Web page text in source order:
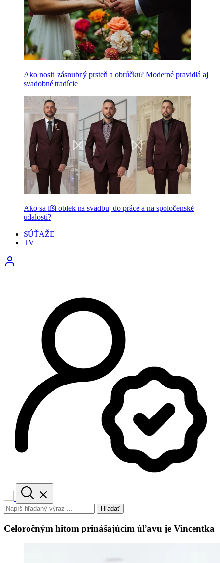
Ako nosiť zásnubný prsteň a obrúčku? Moderné pravidlá aj
svadobné tradície
Ako sa líši oblek na svadbu, do práce a na spoločenské
udalosti?
SÚŤAŽE
TV
Hľadať
Celoročným hitom prinášajúcim úľavu je Vincentka